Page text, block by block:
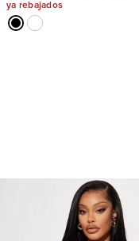
ya rebajados